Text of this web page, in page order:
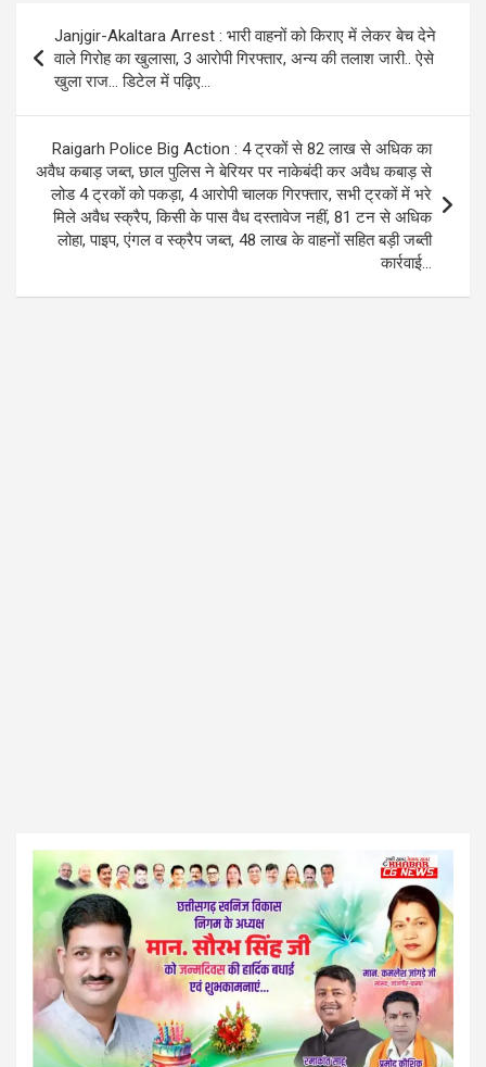
o
o
k
A
p
p
a
m
navigation
Janjgir-Akaltara Arrest : भारी वाहनों को किराए में लेकर बेच देने
वाले गिरोह का खुलासा, 3 आरोपी गिरफ्तार, अन्य की तलाश जारी.. ऐसे
खुला राज… डिटेल में पढ़िए…
Raigarh Police Big Action : 4 ट्रकों से 82 लाख से अधिक का
अवैध कबाड़ जब्त, छाल पुलिस ने बेरियर पर नाकेबंदी कर अवैध कबाड़ से
लोड 4 ट्रकों को पकड़ा, 4 आरोपी चालक गिरफ्तार, सभी ट्रकों में भरे
मिले अवैध स्क्रैप, किसी के पास वैध दस्तावेज नहीं, 81 टन से अधिक
लोहा, पाइप, एंगल व स्क्रैप जब्त, 48 लाख के वाहनों सहित बड़ी जब्ती
कार्रवाई…